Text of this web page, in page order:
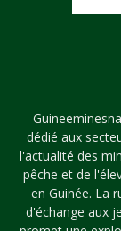
dédié aux
l'actualité des
pêche et de
en Guinée. La
d'échange aux